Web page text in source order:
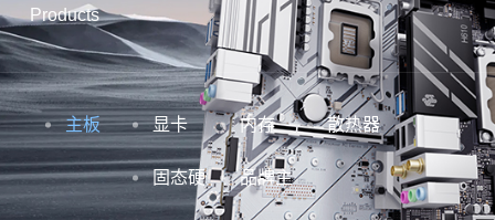
Products
主板 显卡 内存 散热器
固态硬 品牌主